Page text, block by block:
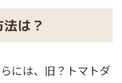
は？
には、旧？トマトダ